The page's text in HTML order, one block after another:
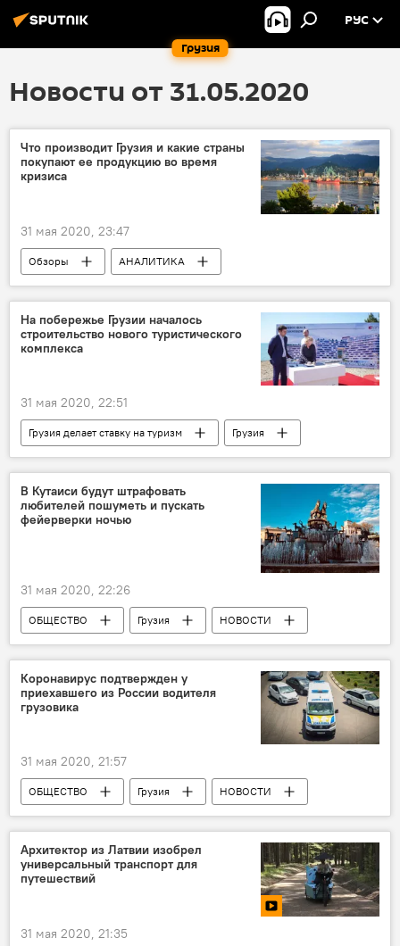
Грузия
РУС
Новости от 31.05.2020
Что производит Грузия и какие страны
покупают ее продукцию во время
кризиса
31 мая 2020, 23:47
Обзоры
АНАЛИТИКА
ЭКОНОМИКА
Грузия
На побережье Грузии началось
строительство нового туристического
комплекса
31 мая 2020, 22:51
Грузия делает ставку на туризм
Грузия
ТУРИЗМ
ОБЩЕСТВО
ЭКОНОМИКА
НОВОСТИ
В Кутаиси будут штрафовать
любителей пошуметь и пускать
фейерверки ночью
31 мая 2020, 22:26
ОБЩЕСТВО Грузия НОВОСТИ
Коронавирус подтвержден у
приехавшего из России водителя
грузовика
31 мая 2020, 21:57
ОБЩЕСТВО Грузия
НОВОСТИ
Коронавирус COVID-19
Архитектор из Латвии изобрел
универсальный транспорт для
путешествий
31 мая 2020, 21:35